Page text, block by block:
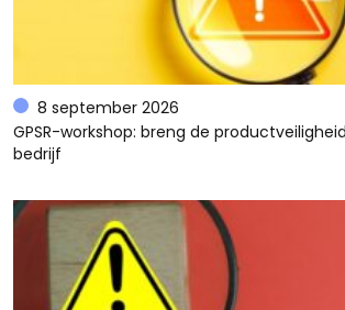
8 september 2026
GPSR-workshop: breng de
bedrijf